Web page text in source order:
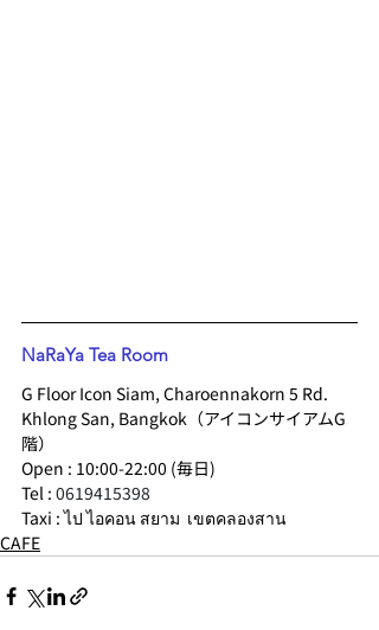
NaRaYa Tea Room
G Floor Icon Siam, Charoennakorn 5 Rd.
Khlong San, Bangkok（アイコンサイアムG
階）
Open : 10:00-22:00 (毎日)
Tel : 0619415398
Taxi : ไป ไอคอน สยาม  เขตคลองสาน
CAFE